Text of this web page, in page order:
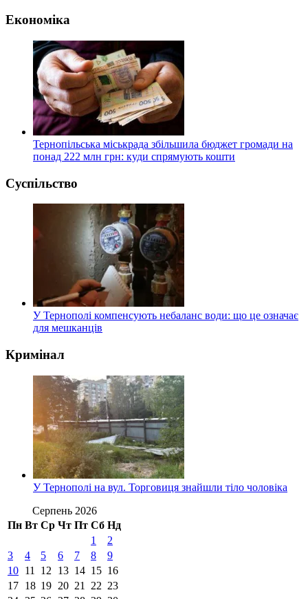
Економіка
Тернопільська міськрада збільшила бюджет громади на
понад 222 млн грн: куди спрямують кошти
Суспільство
У Тернополі компенсують небаланс води: що це означає
для мешканців
Кримінал
У Тернополі на вул. Торговиця знайшли тіло чоловіка
Серпень 2026
Пн Вт Ср Чт Пт Сб Нд
1
2
3
4 5 6 7 8
9
10 11 12 13 14 15 16
17 18 19 20 21 22 23